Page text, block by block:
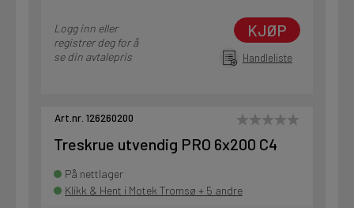
Logg inn eller
registrer deg for å
se din avtalepris
KJØP
Handleliste
Art.nr. 126260200
Treskrue utvendig PRO 6x200 C4
På nettlager
Klikk & Hent i Motek Tromsø + 5 andre